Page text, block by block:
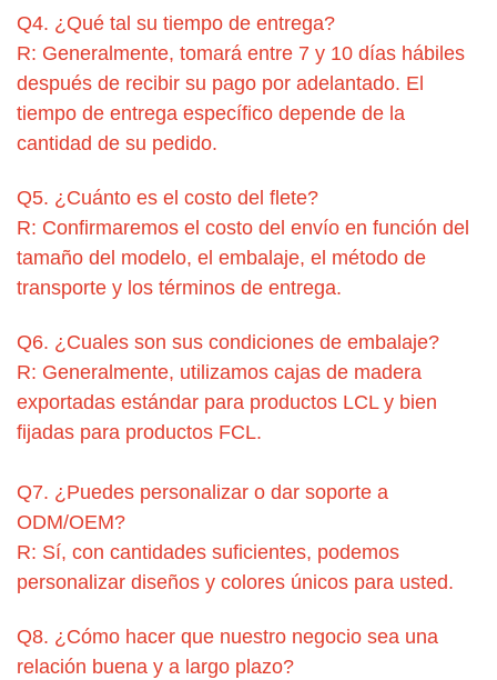
Q4. ¿Qué tal su tiempo de entrega?
R: Generalmente, tomará entre 7 y 10 días hábiles
después de recibir su pago por adelantado. El
tiempo de entrega específico depende de la
cantidad de su pedido.
Q5. ¿Cuánto es el costo del flete?
R: Confirmaremos el costo del envío en función del
tamaño del modelo, el embalaje, el método de
transporte y los términos de entrega.
Q6. ¿Cuales son sus condiciones de embalaje?
R: Generalmente, utilizamos cajas de madera
exportadas estándar para productos LCL y bien
fijadas para productos FCL.
Q7. ¿Puedes personalizar o dar soporte a
ODM/OEM?
R: Sí, con cantidades suficientes, podemos
personalizar diseños y colores únicos para usted.
Q8. ¿Cómo hacer que nuestro negocio sea una
relación buena y a largo plazo?